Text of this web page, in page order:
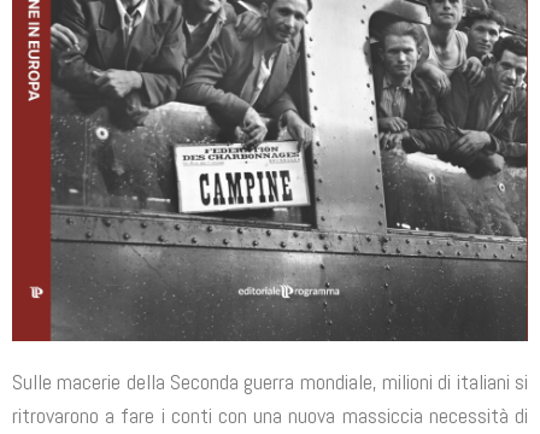
Sulle macerie della Seconda guerra mondiale, milioni di italiani si
ritrovarono a fare i conti con una nuova massiccia necessità di